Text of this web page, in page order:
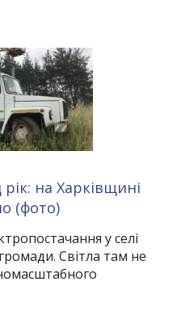
рік: на Харківщині
(фото)
у селі
Світла там не